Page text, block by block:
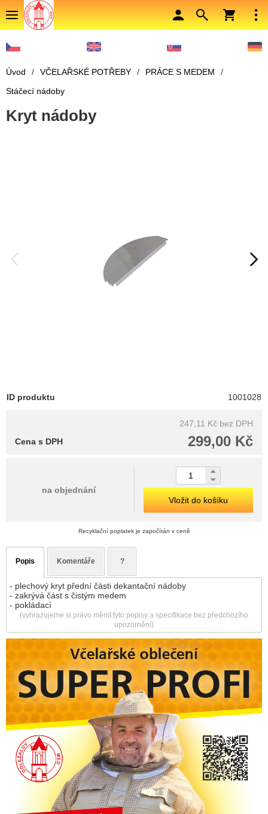
Úvod / VČELAŘSKÉ POTŘEBY / PRÁCE S MEDEM
/
Stáčecí nádoby
Kryt nádoby
ID produktu 1001028
247,11 Kč bez DPH
299,00 Kč
Cena s DPH
na objednání
Vložit do košíku
Recyklační poplatek je započítán v ceně
Popis Komentáře ?
- plechový kryt přední části dekantační nádoby
- zakrývá část s čistým medem
- pokládací
(vyhrazujeme si právo měnit tyto popisy a specifikace bez předchozího
upozornění)